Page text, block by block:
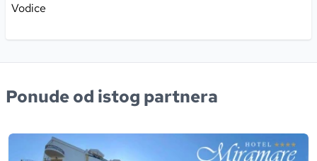
Vodice
Ponude od istog partnera